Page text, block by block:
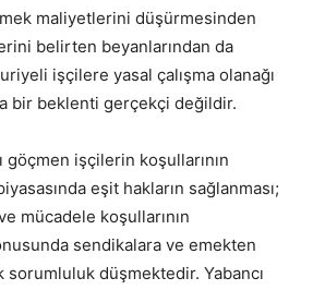
maliyetlerini düşürmesinden
belirten beyanlarından da
işçilere yasal çalışma olanağı
bir beklenti gerçekçi değildir.
göçmen işçilerin koşullarının
eşit hakların sağlanması;
mücadele koşullarının
sendikalara ve emekten
düşmektedir. Yabancı